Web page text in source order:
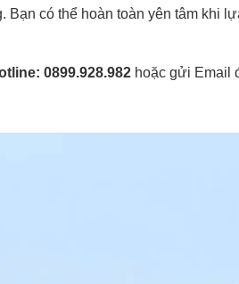
có thể hoàn toàn yên tâm khi
0899.928.982 hoặc gửi Email